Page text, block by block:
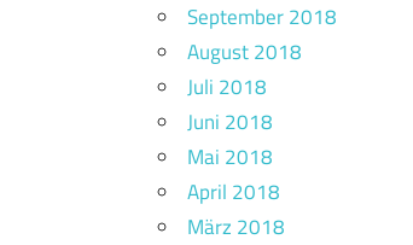
September 2018
August 2018
Juli 2018
Juni 2018
Mai 2018
April 2018
März 2018